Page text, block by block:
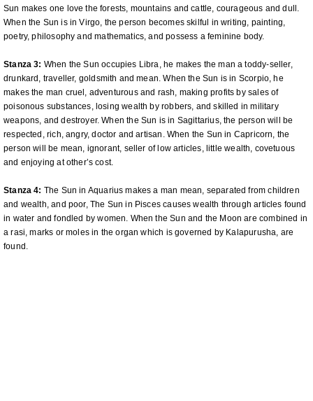
Sun makes one love the forests, mountains and cattle, courageous and dull.
When the Sun is in Virgo, the person becomes skilful in writing, painting,
poetry, philosophy and mathematics, and possess a feminine body.
Stanza 3: When the Sun occupies Libra, he makes the man a toddy-seller,
drunkard, traveller, goldsmith and mean. When the Sun is in Scorpio, he
makes the man cruel, adventurous and rash, making profits by sales of
poisonous substances, losing wealth by robbers, and skilled in military
weapons, and destroyer. When the Sun is in Sagittarius, the person will be
respected, rich, angry, doctor and artisan. When the Sun in Capricorn, the
person will be mean, ignorant, seller of low articles, little wealth, covetuous
and enjoying at other’s cost.
Stanza 4: The Sun in Aquarius makes a man mean, separated from children
and wealth, and poor, The Sun in Pisces causes wealth through articles found
in water and fondled by women. When the Sun and the Moon are combined in
a rasi, marks or moles in the organ which is governed by Kalapurusha, are
found.